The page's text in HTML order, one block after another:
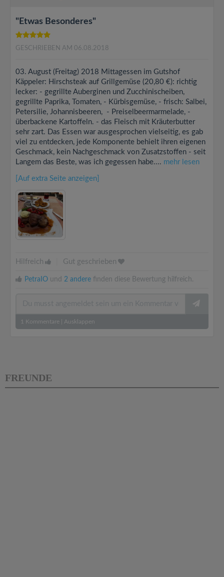
"Etwas Besonderes"
GESCHRIEBEN AM 06.08.2018
03. August (Freitag) 2018 Mittagessen im Gutshof
Käppeler: Hirschsteak auf Grillgemüse (20,80 €): richtig
lecker: - gegrillte Auberginen und Zucchinischeiben,
gegrillte Paprika, Tomaten, - Kürbisgemüse, - frisch: Salbei,
Petersilie, Johannisbeeren, - Preiselbeermarmelade, -
überbackene Kartoffeln. - das Fleisch mit Kräuterbutter
sehr zart. Das Essen war ausgesprochen vielseitig, es gab
viel zu entdecken, jede Komponente behielt ihren eigenen
Geschmack, kein Nachgeschmack von Zusatzstoffen - seit
Langem das Beste, was ich gegessen habe.... mehr lesen
[Auf extra Seite anzeigen]
Hilfreich Gut geschrieben
PetraIO und 2 andere finden diese Bewertung hilfreich.
1 Kommentare Ausklappen
FREUNDE